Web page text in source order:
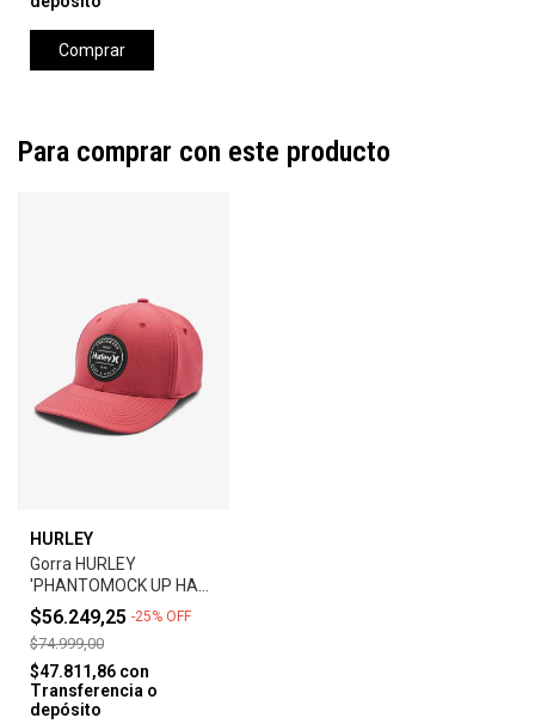
Comprar
Para comprar con este producto
HURLEY
Gorra HURLEY
'PHANTOMOCK UP HAT'
- UNIVERSTY RED
$56.249,25 -25% OFF
$74.999,00
$47.811,86 con
Transferencia o
depósito